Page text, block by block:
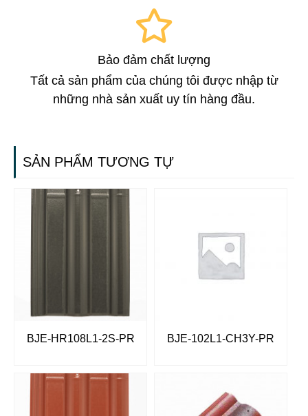
Bảo đảm chất lượng
Tất cả sản phẩm của chúng tôi được nhập từ
những nhà sản xuất uy tín hàng đầu.
SẢN PHẨM TƯƠNG TỰ
BJE-HR108L1-2S-PR BJE-102L1-CH3Y-PR